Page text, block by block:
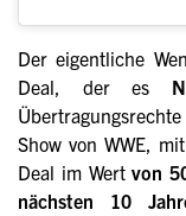
Der eigentliche
Deal, der es
Show von WWE,
Deal im Wertvon
nächsten 10